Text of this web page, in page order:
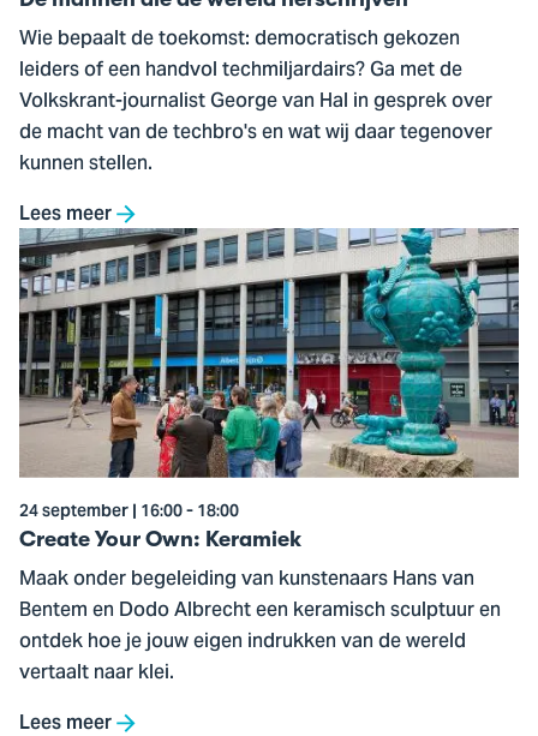
Wie bepaalt de toekomst: democratisch gekozen
leiders of een handvol techmiljardairs? Ga met de
Volkskrant-journalist George van Hal in gesprek over
de macht van de techbro's en wat wij daar tegenover
kunnen stellen.
Lees meer
Ga
naar
Create
Your
Own:
Keramiek
24 september | 16:00 - 18:00
Create Your Own: Keramiek
Maak onder begeleiding van kunstenaars Hans van
Bentem en Dodo Albrecht een keramisch sculptuur en
ontdek hoe je jouw eigen indrukken van de wereld
vertaalt naar klei.
Lees meer